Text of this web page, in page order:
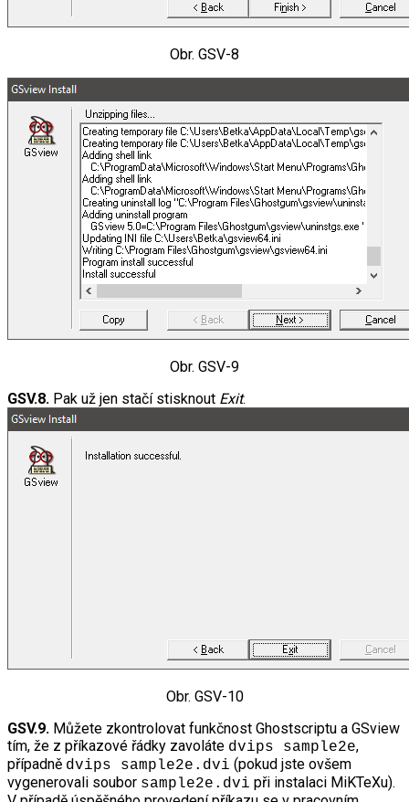
Obr. GSV-8
Obr. GSV-9
GSV.8. Pak už jen stačí stisknout Exit.
Obr. GSV-10
GSV.9. Můžete zkontrolovat funkčnost Ghostscriptu a GSview
tím, že z příkazové řádky zavoláte dvips sample2e,
případně dvips sample2e.dvi (pokud jste ovšem
vygenerovali soubor sample2e.dvi při instalaci MiKTeXu).